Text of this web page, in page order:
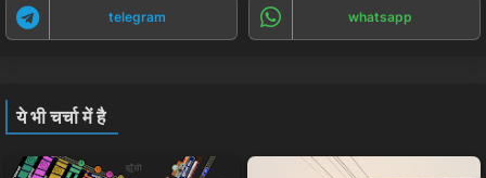
telegram whatsapp
ये भी चर्चा में है